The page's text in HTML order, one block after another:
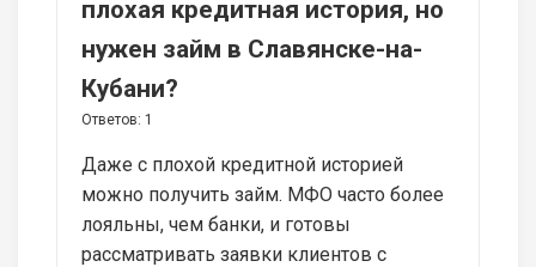
плохая кредитная история, но
нужен займ в Славянске-на-
Кубани?
Ответов: 1
Даже с плохой кредитной историей
можно получить займ. МФО часто более
лояльны, чем банки, и готовы
рассматривать заявки клиентов с